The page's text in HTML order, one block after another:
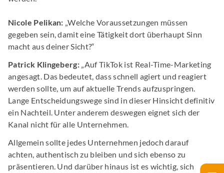
Nicole Pelikan: „Welche Voraussetzungen müssen
gegeben sein, damit eine Tätigkeit dort überhaupt Sinn
macht aus deiner Sicht?“
Patrick Klingeberg: „Auf TikTok ist Real-Time-Marketing
angesagt. Das bedeutet, dass schnell agiert und reagiert
werden sollte, um auf aktuelle Trends aufzuspringen.
Lange Entscheidungswege sind in dieser Hinsicht definitiv
ein Nachteil. Unter anderem deswegen eignet sich der
Kanal nicht für alle Unternehmen.
Allgemein sollte jedes Unternehmen jedoch darauf
achten, authentisch zu bleiben und sich ebenso zu
präsentieren. Und darüber hinaus ist es wichtig, sich